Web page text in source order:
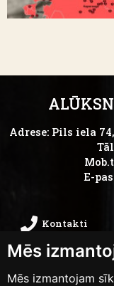
Mēs
Mēs izmantojam
Adrese: Pils iela
E-
Kontakti
Kā nokļūt